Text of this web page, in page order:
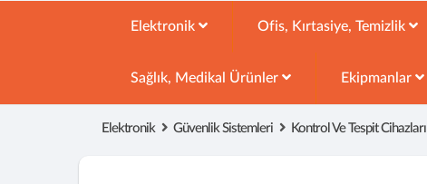
Elektronik Ofis, Kırtasiye, Temizlik
Sağlık, Medikal Ürünler Ekipmanlar
Elektronik Güvenlik Sistemleri Kontrol Ve Tespit Cihazları